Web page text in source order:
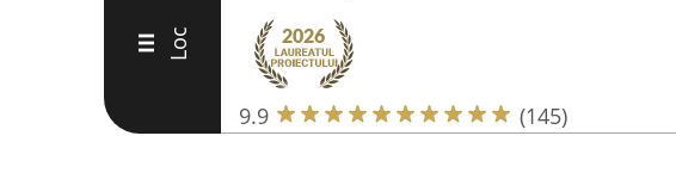
III Loc
9.9 (145)